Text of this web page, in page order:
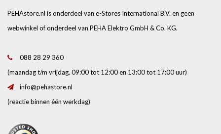
PEHAstore.nl is onderdeel van e-Stores International B.V. en geen
webwinkel of onderdeel van PEHA Elektro GmbH & Co. KG.
088 28 29 360
(maandag t/m vrijdag, 09:00 tot 12:00 en 13:00 tot 17:00 uur)
info@pehastore.nl
(reactie binnen één werkdag)